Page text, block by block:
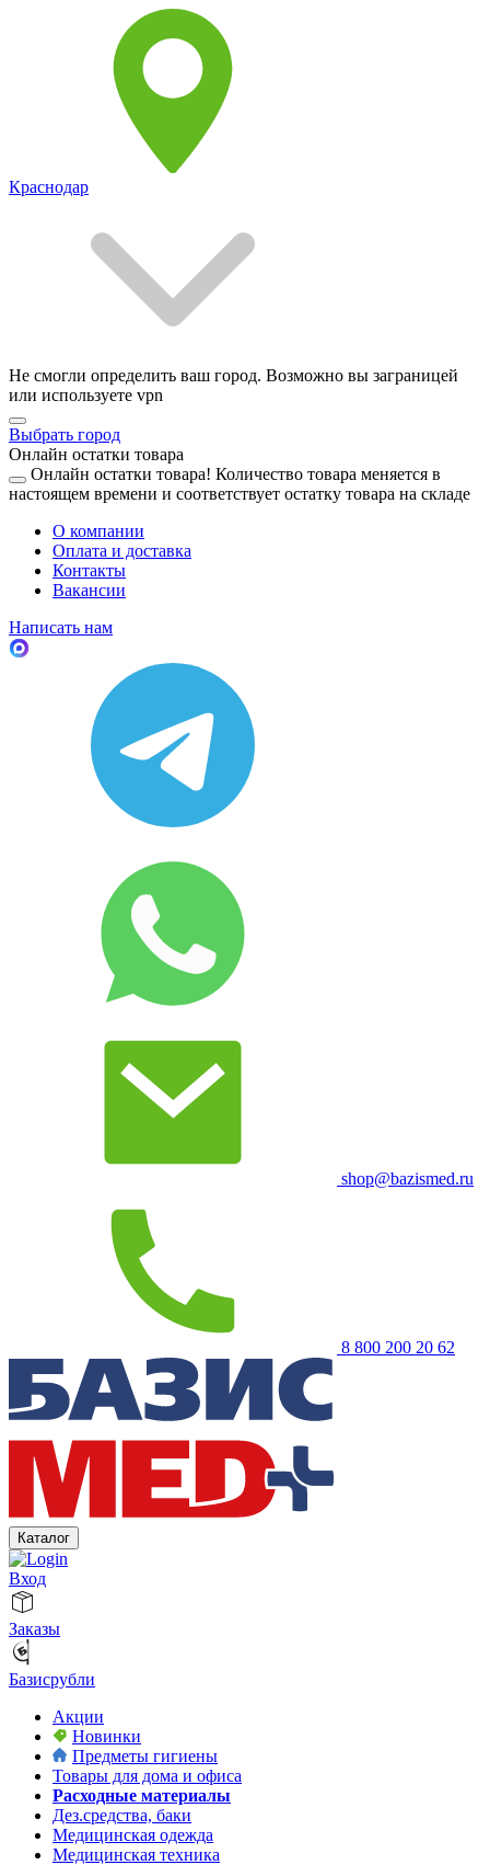
Краснодар
Не смогли определить ваш город. Возможно вы заграницей
или используете vpn
Выбрать город
Онлайн остатки товара
Онлайн остатки товара! Количество товара меняется в
настоящем времени и соответствует остатку товара на складе
О компании
Оплата и доставка
Контакты
Вакансии
Написать нам
shop@bazismed.ru
8 800 200 20 62
Каталог
Вход
Заказы
Базисрубли
Акции
Новинки
Предметы гигиены
Товары для дома и офиса
Расходные материалы
Дез.средства, баки
Медицинская одежда
Медицинская техника